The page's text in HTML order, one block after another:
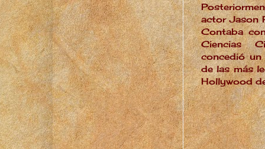
actor Jason
Contaba
Ciencias
concedióun
de las más
Hollywood